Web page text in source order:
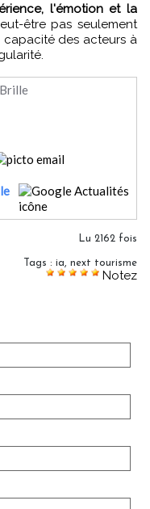
l'émotion et la
être pas seulement
capacité des acteurs à
Brille
Lu 2162 fois
Tags : ia next tourisme
Notez